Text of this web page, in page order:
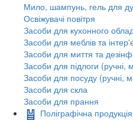
Мило, шампунь, гель для
Освіжувачі повітря
Засоби для кухонного
Засоби для меблів та
Засоби для миття та
Засоби для підлоги (ручні,
Засоби для посуду (ручні,
Засоби для скла
Засоби для прання
Поліграфічна продукція